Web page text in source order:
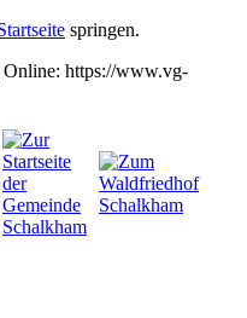
springen.
Online: https://www.vg-